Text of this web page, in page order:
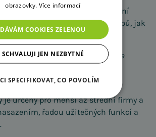
navazuje na svůj úspěšný první
dozvěděli 6 základních tipů, jak
uspět na dnešním trhu.
této akcea zkraťte si čekání na
připravil
je určený pro menší až střední firmy a
řadou užitečných funkcí a
obrazovky. Více informací
DÁVÁM COOKIES ZELENOU
SCHVALUJI JEN NEZBYTNÉ
SPECIFIKOVAT, CO POVOLÍM